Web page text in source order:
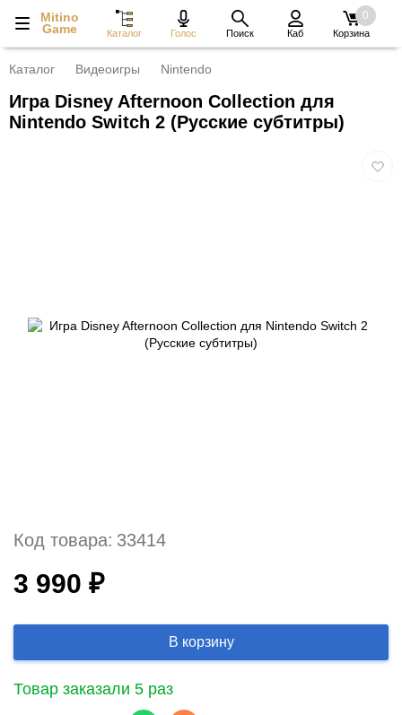
Mitino
Game
Каталог Голос Поиск Каб
0
Корзина
Каталог Видеоигры Nintendo
Игра Disney Afternoon Collection для
Nintendo Switch 2 (Русские субтитры)
Код товара: 33414
3 990 ₽
В корзину
Товар заказали 5 раз